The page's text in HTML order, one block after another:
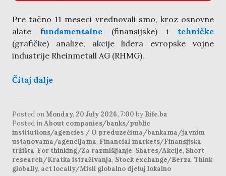
Pre tačno 11 meseci vrednovali smo, kroz osnovne
alate fundamentalne (finansijske) i tehničke
(grafičke) analize, akcije lidera evropske vojne
industrije Rheinmetall AG (RHMG).
Čitaj dalje
Posted on Monday, 20 July 2026, 7:00 by Bife.ba
Posted inAbout companies/banks/public
institutions/agencies / O preduzećima/bankama/javnim
ustanovama/agencijama, Financial markets/Finansijska
tržišta, For thinking/Za razmišljanje, Shares/Akcije, Short
research/Kratka istraživanja, Stock exchange/Berza, Think
globally, act locally/Misli globalno djeluj lokalno